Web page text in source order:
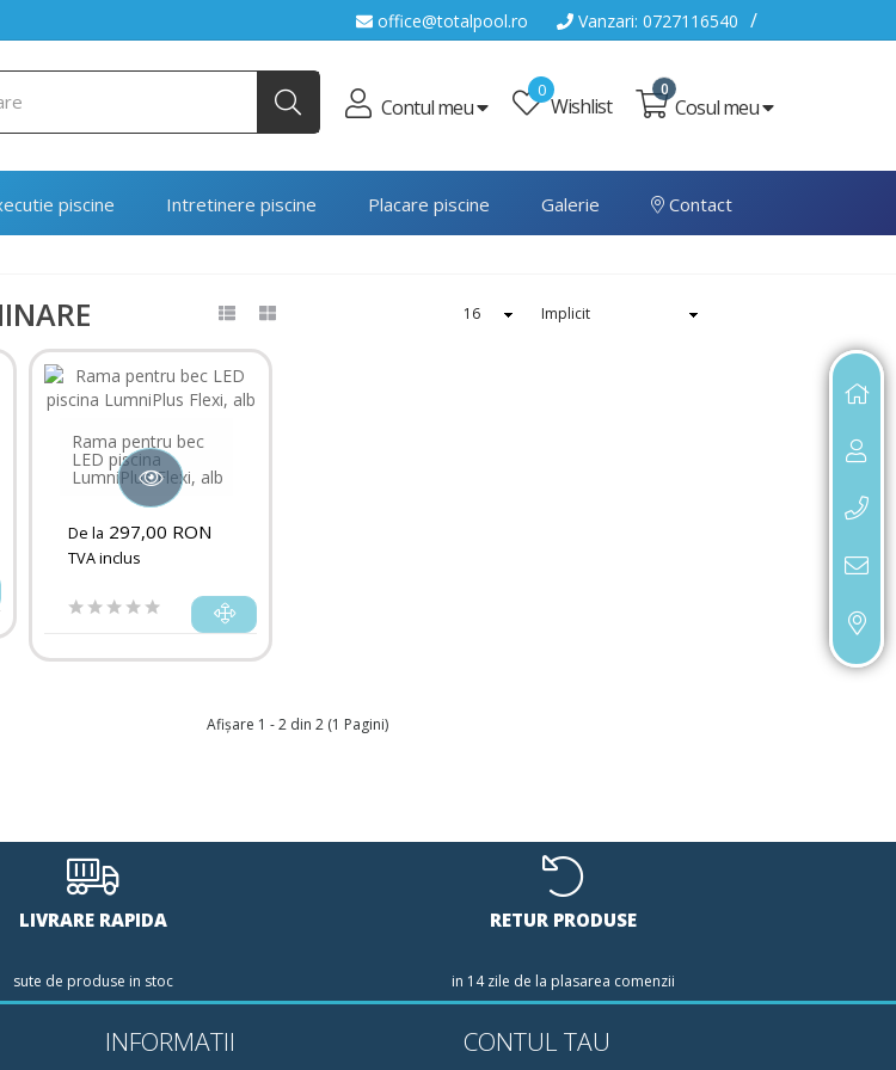
office@totalpool.ro Vanzari: 0727116540 /
Contul meu
0
Wishlist
0
Cosul meu
piscine Intretinere piscine Placare piscine Galerie Contact
Rama pentru bec
LED piscina
LumniPlus Flexi, alb
De la 297,00 RON
TVA inclus
Afişare 1 - 2 din 2 (1 Pagini)
LIVRARE RAPIDA
sute de produse in stoc
RETUR PRODUSE
in 14 zile de la plasarea comenzii
INFORMATII CONTUL TAU